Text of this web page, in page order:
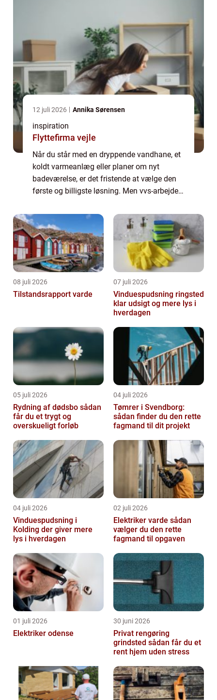
12 juli 2026 Annika Sørensen
inspiration
Flyttefirma vejle
Når du står med en dryppende vandhane, et
koldt varmeanlæg eller planer om nyt
badeværelse, er det fristende at vælge den
første og billigste løsning. Men vvs-arbejde
Det handler om sikkerhed, komfort i hv...
08 juli 2026
Tilstandsrapport varde
07 juli 2026
Vinduespudsning ringsted
klar udsigt og mere lys i
hverdagen
05 juli 2026
Rydning af dødsbo sådan
får du et trygt og
overskueligt forløb
04 juli 2026
Tømrer i Svendborg:
sådan finder du den rette
fagmand til dit projekt
04 juli 2026
Vinduespudsning i
Kolding der giver mere
lys i hverdagen
02 juli 2026
Elektriker varde sådan
vælger du den rette
fagmand til opgaven
01 juli 2026
Elektriker odense
30 juni 2026
Privat rengøring
grindsted sådan får du et
rent hjem uden stress